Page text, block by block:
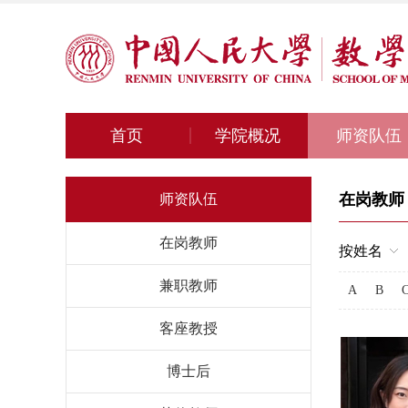
首页 学院概况 师资队伍
师资队伍
在岗教师
兼职教师
客座教授
博士后
在岗教师
按姓名
A B